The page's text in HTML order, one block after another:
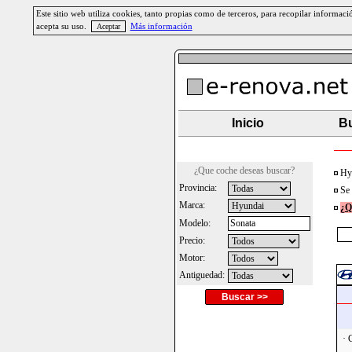
Este sitio web utiliza cookies, tanto propias como de terceros, para recopilar
acepta su uso.
Más información
Inicio
¿Que coche deseas buscar?
Provincia:
Marca:
Modelo:
Precio:
Motor:
Antiguedad:
Buscar >>
Se
·